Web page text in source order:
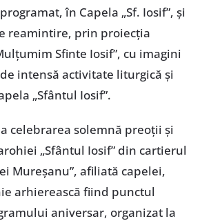
în Capela „Sf. Iosif”, și
reamintire, prin proiecția
Sfinte Iosif”, cu imagini
intensă activitate liturgică și
„Sfântul Iosif”.
celebrarea solemnă preoții și
„Sfântul Iosif” din cartierul
Mureșanu”, afiliată capelei,
arhierească fiind punctul
aniversar, organizat la